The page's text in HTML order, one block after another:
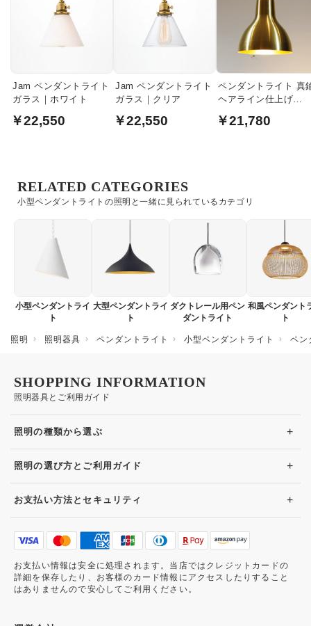
Jam ペンダントライト
ガラス｜ホワイト
￥22,550
Jam ペンダントライト
ガラス｜クリア
￥22,550
ペンダントライト 真
ヘアライン仕上げ
￥21,780
小型ペンダントライトの照明と一緒に見られているカテゴリ
RELATED CATEGORIES
小型ペンダントライ
ト
大型ペンダントライ
ト
ダクトレール用ペン
ダントライト
和風ペンダント
ト
照明 照明器具 ペンダントライト 小型ペンダントライト ペン
照明器具とご利用ガイド
SHOPPING INFORMATION
照明の種類から選ぶ +
照明の選び方とご利用ガイド +
お支払い方法とセキュリティ +
お支払い情報は安全に処理されます。当店ではクレジットカードの
詳細を保存したり、お客様のカード情報にアクセスしたりすること
はありませんので安心してご利用ください。